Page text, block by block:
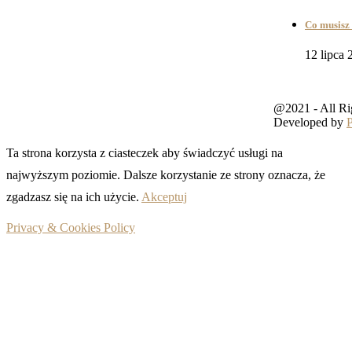
Co
12 lipca
@2021 - All
Developed by
Ta strona korzysta z ciasteczek aby świadczyć usługi na
najwyższym poziomie. Dalsze korzystanie ze strony oznacza, że
zgadzasz się na ich użycie. Akceptuj
Privacy & Cookies Policy